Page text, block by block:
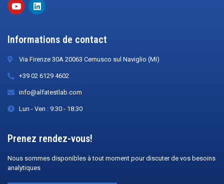
Informations de contact
Via Firenze 30A 20063 Cernusco sul Naviglio (MI)
+39 02 6129 4602
info@alfatestlab.com
Lun - Ven : 9:30 - 18:30
Prenez rendez-vous!
Nous sommes disponibles à tout moment pour discuter de vos besoins
analytiques